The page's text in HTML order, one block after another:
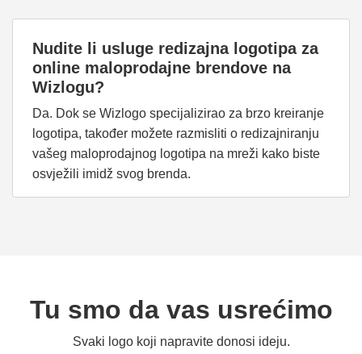
Nudite li usluge redizajna logotipa za
online maloprodajne brendove na
Wizlogu?
Da. Dok se Wizlogo specijalizirao za brzo kreiranje
logotipa, također možete razmisliti o redizajniranju
vašeg maloprodajnog logotipa na mreži kako biste
osvježili imidž svog brenda.
Tu smo da vas usrećimo
Svaki logo koji napravite donosi ideju.